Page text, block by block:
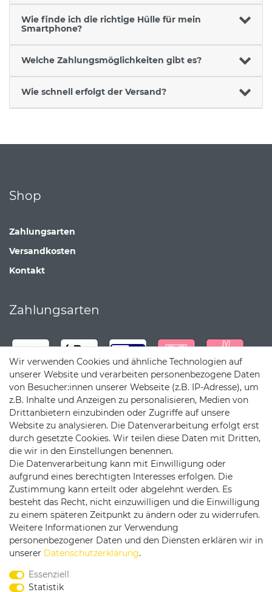
Wie finde ich die richtige Hülle für mein
Smartphone?
Welche Zahlungsmöglichkeiten gibt es?
Wie schnell erfolgt der Versand?
Shop
Zahlungsarten
Versandkosten
Kontakt
Zahlungsarten
Versandpartner
Service & Kontakt
Rufen Sie uns an unter:
Wir verwenden Cookies und ähnliche Technologien auf
unserer Website und verarbeiten personenbezogene Daten
von Besucher:innen unserer Webseite (z.B. IP-Adresse), um
z.B. Inhalte und Anzeigen zu personalisieren, Medien von
Drittanbietern einzubinden oder Zugriffe auf unsere
Website zu analysieren. Die Datenverarbeitung erfolgt erst
durch gesetzte Cookies. Wir teilen diese Daten mit Dritten,
die wir in den Einstellungen benennen.
Die Datenverarbeitung kann mit Einwilligung oder
aufgrund eines berechtigten Interesses erfolgen. Die
Zustimmung kann erteilt oder abgelehnt werden. Es
besteht das Recht, nicht einzuwilligen und die Einwilligung
zu einem späteren Zeitpunkt zu ändern oder zu widerrufen.
Weitere Informationen zur Verwendung
personenbezogener Daten und den Diensten erklären wir in
unserer Daten­schutz­erklärung.
Essenziell
Statistik